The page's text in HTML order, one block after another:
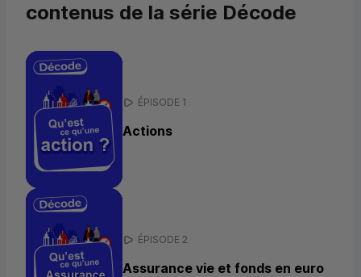
contenus de la série Décode
ÉPISODE 1
Actions
ÉPISODE 2
Assurance vie et fonds en euro